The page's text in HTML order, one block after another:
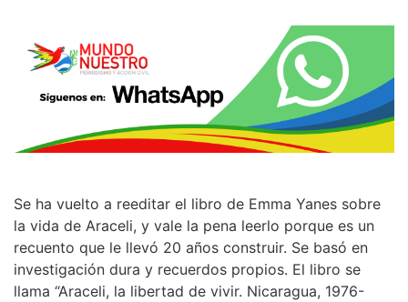
Se ha vuelto a reeditar el libro de Emma Yanes sobre
la vida de Araceli, y vale la pena leerlo porque es un
recuento que le llevó 20 años construir. Se basó en
investigación dura y recuerdos propios. El libro se
llama “Araceli, la libertad de vivir. Nicaragua, 1976-